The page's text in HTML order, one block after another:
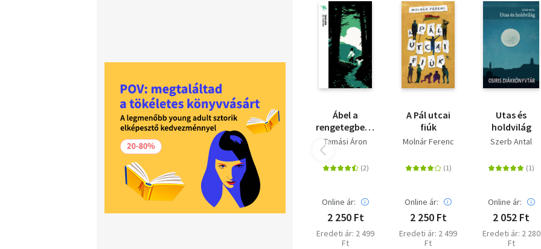
Ábel a
rengetegben -
Trubadúr
Zsebkönyvek
21.
Tamási Áron
Online ár:
2 250 Ft
Eredeti ár: 2 499
Ft
A Pál utcai
fiúk
Molnár Ferenc
Online ár:
2 250 Ft
Eredeti ár: 2 499
Ft
Utas és
holdvilág
Szerb Antal
Online ár:
2 052 Ft
Eredeti ár: 2 280
Ft